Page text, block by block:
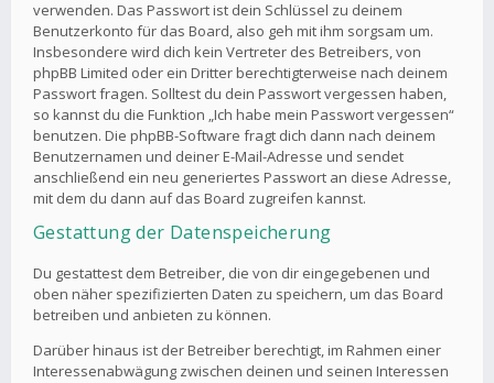
verwenden. Das Passwort ist dein Schlüssel zu deinem
Benutzerkonto für das Board, also geh mit ihm sorgsam um.
Insbesondere wird dich kein Vertreter des Betreibers, von
phpBB Limited oder ein Dritter berechtigterweise nach deinem
Passwort fragen. Solltest du dein Passwort vergessen haben,
so kannst du die Funktion „Ich habe mein Passwort vergessen“
benutzen. Die phpBB-Software fragt dich dann nach deinem
Benutzernamen und deiner E-Mail-Adresse und sendet
anschließend ein neu generiertes Passwort an diese Adresse,
mit dem du dann auf das Board zugreifen kannst.
Gestattung der Datenspeicherung
Du gestattest dem Betreiber, die von dir eingegebenen und
oben näher spezifizierten Daten zu speichern, um das Board
betreiben und anbieten zu können.
Darüber hinaus ist der Betreiber berechtigt, im Rahmen einer
Interessenabwägung zwischen deinen und seinen Interessen